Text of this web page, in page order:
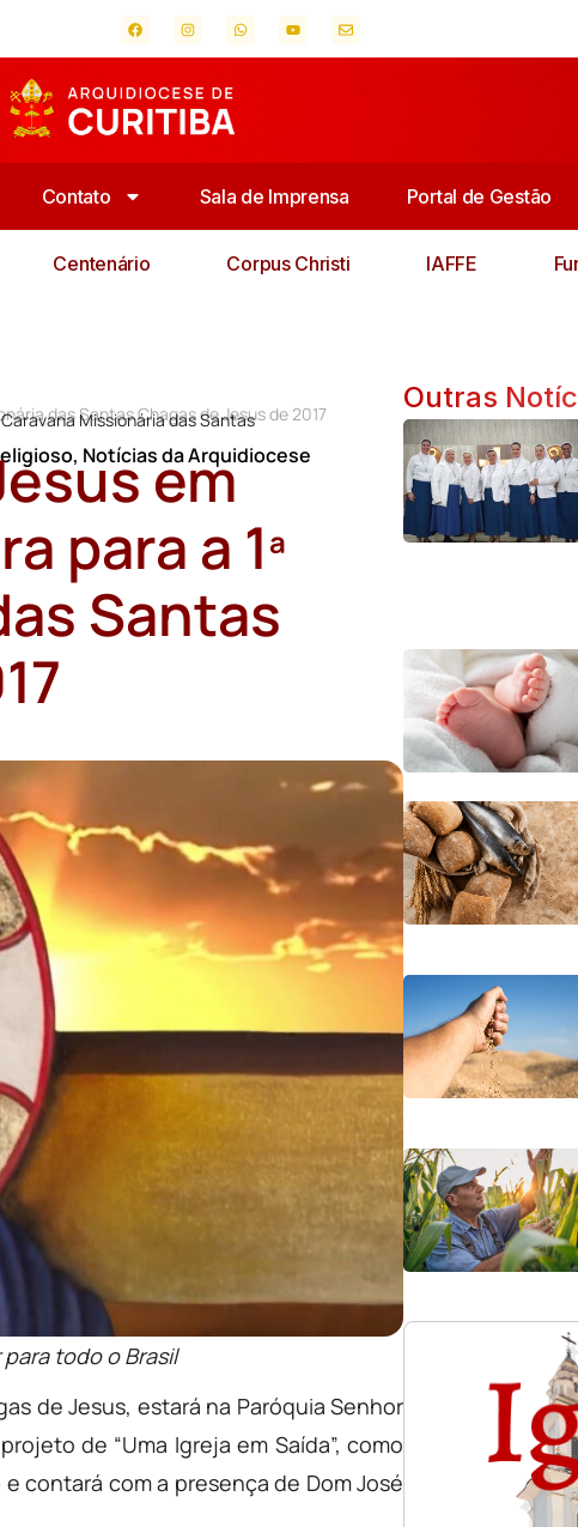
Contato Sala de Imprensa Portal de Gestão
Centenário Corpus Christi IAFFE
das Santas Chagas de Jesus de 2017
Missionária das Santas
, Notícias da Arquidiocese
em
para a 1ª
Santas
todo o Brasil
de Jesus, estará na Paróquia Senhor
de “Uma Igreja em Saída”, como
contará com a presença de Dom José
Outras